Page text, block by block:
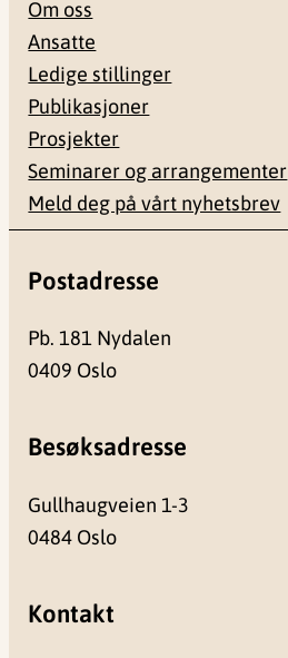
Om oss
Ansatte
Ledige stillinger
Publikasjoner
Prosjekter
Seminarer og arrangementer
Meld deg på vårt nyhetsbrev
Postadresse
Pb. 181 Nydalen
0409 Oslo
Besøksadresse
Gullhaugveien 1-3
0484 Oslo
Kontakt